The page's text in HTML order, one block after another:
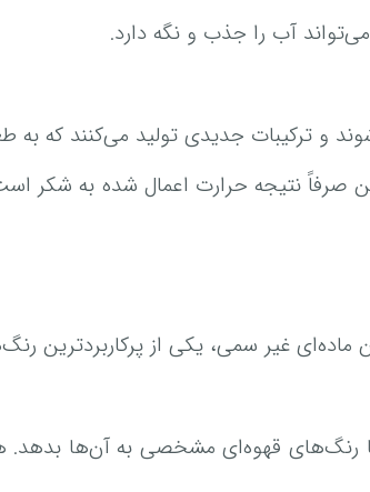
آب را جذب و نگه دارد.
و ترکیبات جدیدی تولید می‌کنند که
صرفاً نتیجه حرارت اعمال شده به شکر
ماده‌ای غیر سمی، یکی از
رنگ‌های قهوه‌ای مشخصی به آن‌ها بدهد.